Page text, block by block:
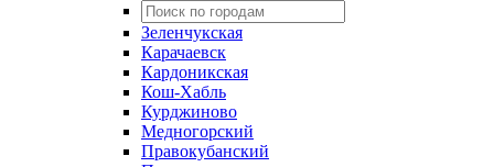
Зеленчукская
Карачаевск
Кардоникская
Кош-Хабль
Курджиново
Медногорский
Правокубанский